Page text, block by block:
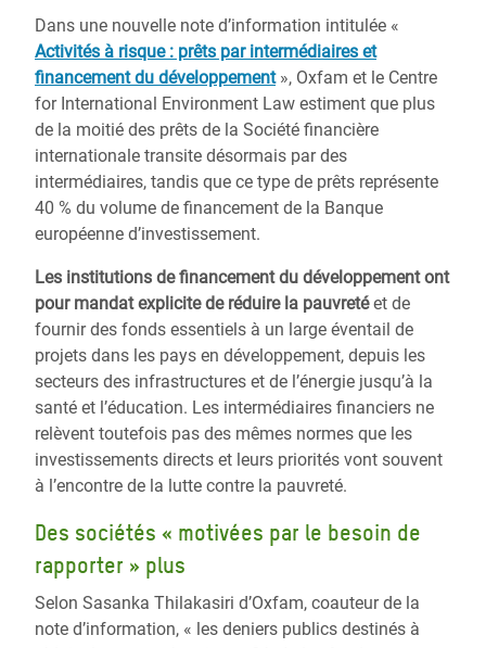
Dans une nouvelle note d’information intitulée «
Activités à risque : prêts par intermédiaires et
financement du développement», Oxfam et le Centre
for International Environment Law estiment que plus
de la moitié des prêts de la Société financière
internationale transite désormais par des
intermédiaires, tandis que ce type de prêts représente
40 % du volume de financement de la Banque
européenne d’investissement.
Les institutions de financement du développement ont
pour mandat explicite de réduire la pauvretéet de
fournir des fonds essentiels à un large éventail de
projets dans les pays en développement, depuis les
secteurs des infrastructures et de l’énergie jusqu’à la
santé et l’éducation. Les intermédiaires financiers ne
relèvent toutefois pas des mêmes normes que les
investissements directs et leurs priorités vont souvent
à l’encontre de la lutte contre la pauvreté.
Des sociétés « motivées par le besoin de
rapporter » plus
Selon Sasanka Thilakasiri d’Oxfam, coauteur de la
note d’information, « les deniers publics destinés à